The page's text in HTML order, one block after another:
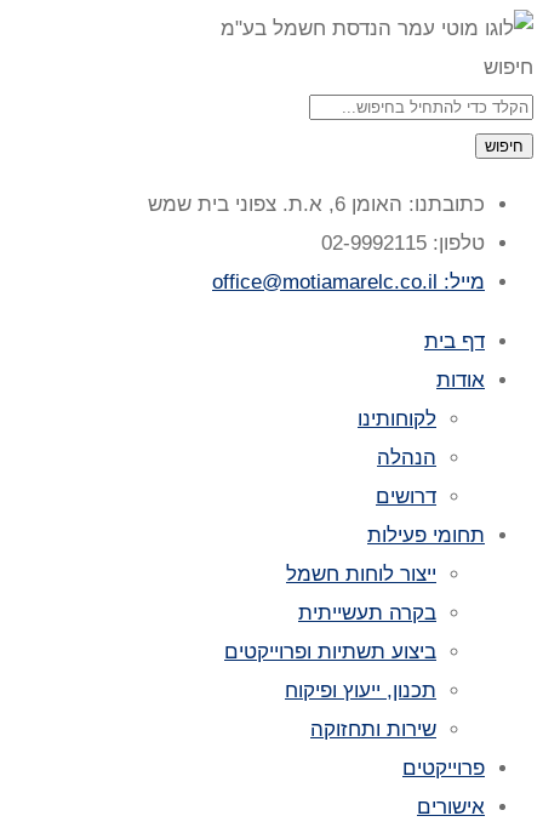
חיפוש
חיפוש
כתובתנו: האומן 6, א.ת. צפוני בית שמש
טלפון: 02-9992115
מייל: office@motiamarelc.co.il
דף בית
אודות
לקוחותינו
הנהלה
דרושים
תחומי פעילות
ייצור לוחות חשמל
בקרה תעשייתית
ביצוע תשתיות ופרוייקטים
תכנון, ייעוץ ופיקוח
שירות ותחזוקה
פרוייקטים
אישורים